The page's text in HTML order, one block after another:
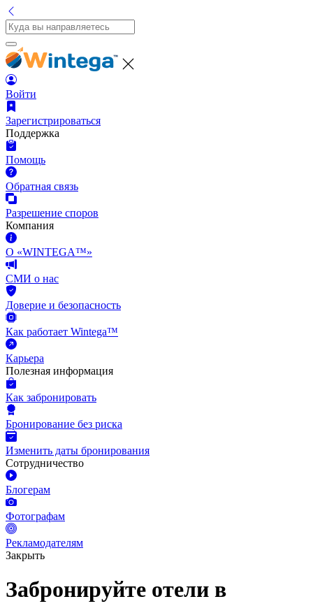
Войти
Зарегистрироваться
Поддержка
Помощь
Обратная связь
Разрешение споров
Компания
О «WINTEGA™»
СМИ о нас
Доверие и безопасность
Как работает Wintega™
Карьера
Полезная информация
Как забронировать
Бронирование без риска
Изменить даты бронирования
Сотрудничество
Блогерам
Фотографам
Рекламодателям
Закрыть
Забронируйте отели в